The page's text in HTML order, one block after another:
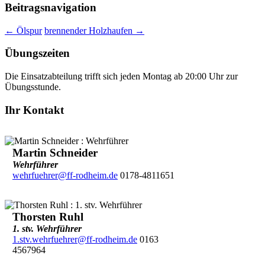
Beitragsnavigation
← Ölspur brennender Holzhaufen →
Übungszeiten
Die Einsatzabteilung trifft sich jeden Montag ab 20:00 Uhr zur
Übungsstunde.
Ihr Kontakt
Martin Schneider
Wehrführer
wehrfuehrer@ff-rodheim.de0178-4811651
Thorsten Ruhl
1. stv. Wehrführer
1.stv.wehrfuehrer@ff-rodheim.de0163
4567964